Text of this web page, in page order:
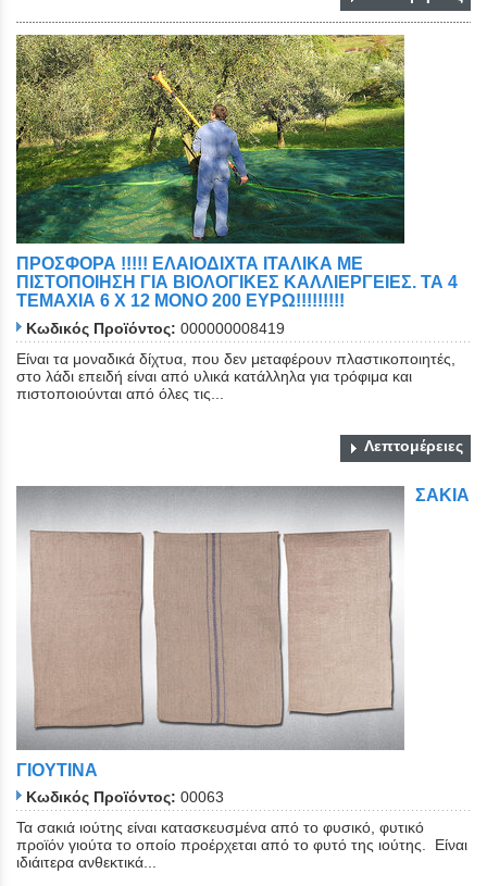
ΠΡΟΣΦΟΡΑ !!!!! ΕΛΑΙΟΔΙΧΤΑ ΙΤΑΛΙΚΑ ΜΕ
ΠΙΣΤΟΠΟΙΗΣΗ ΓΙΑ ΒΙΟΛΟΓΙΚΕΣ ΚΑΛΛΙΕΡΓΕΙΕΣ. ΤΑ 4
ΤΕΜΑΧΙΑ 6 Χ 12 ΜΟΝΟ 200 ΕΥΡΩ!!!!!!!!!
Κωδικός Προϊόντος: 000000008419
Είναι τα μοναδικά δίχτυα, που δεν μεταφέρουν πλαστικοποιητές,
στο λάδι επειδή είναι από υλικά κατάλληλα για τρόφιμα και
πιστοποιούνται από όλες τις...
Λεπτομέρειες
ΣΑΚΙΑ
ΓΙΟΥΤΙΝΑ
Κωδικός Προϊόντος: 00063
Τα σακιά ιούτης είναι κατασκευσμένα από το φυσικό, φυτικό
προϊόν γιούτα το οποίο προέρχεται από το φυτό της ιούτης. Είναι
ιδιάιτερα ανθεκτικά...